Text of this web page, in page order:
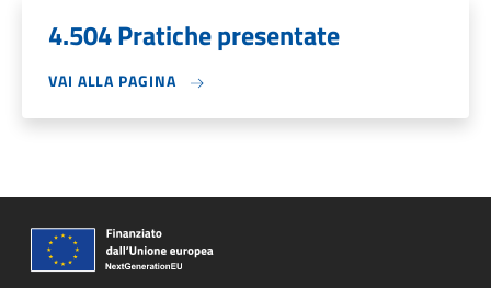
4.504 Pratiche presentate
VAI ALLA PAGINA